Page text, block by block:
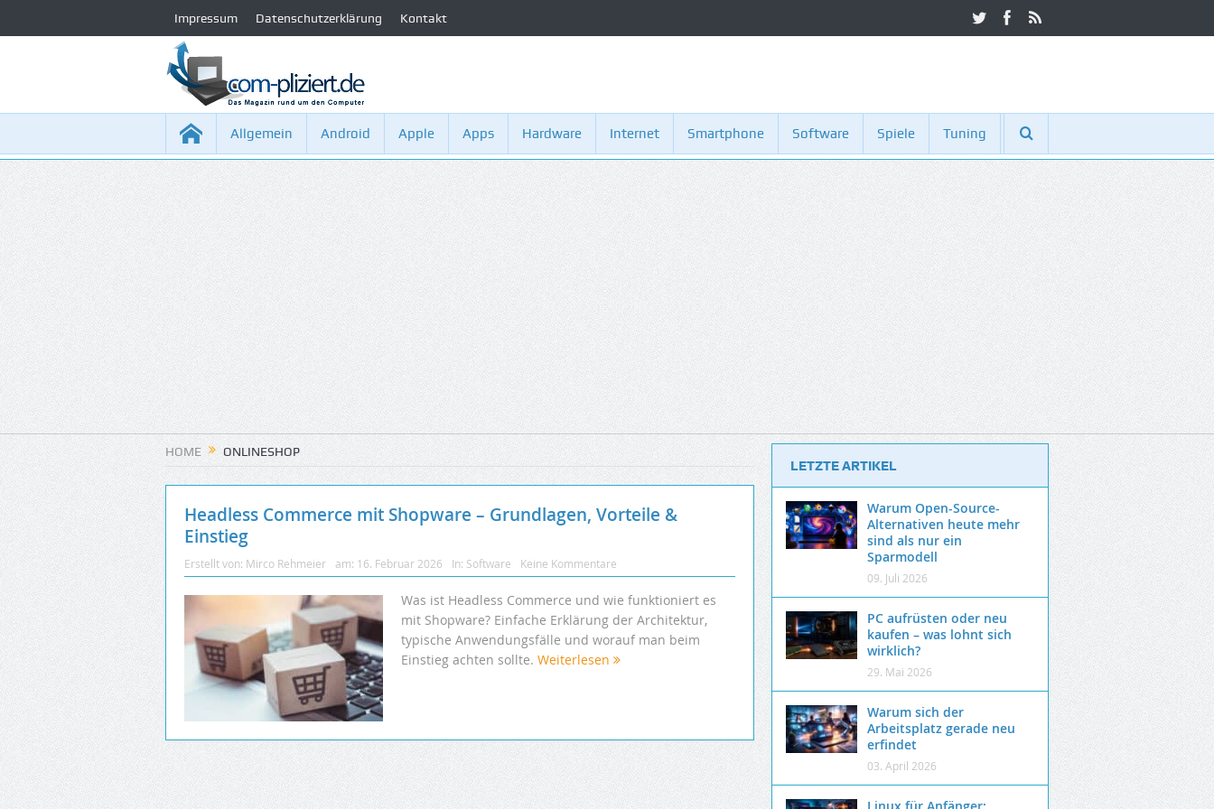
Impressum Datenschutzerklärung Kontakt
Allgemein Android Apple Apps Hardware Internet Smartphone Software Spiele Tuning
HOME ONLINESHOP
Headless Commerce mit Shopware – Grundlagen, Vorteile &
Einstieg
Erstellt von: Mirco Rehmeier am: 16. Februar 2026 In: Software Keine Kommentare
Was ist Headless Commerce und wie funktioniert es
mit Shopware? Einfache Erklärung der Architektur,
typische Anwendungsfälle und worauf man beim
Einstieg achten sollte. Weiterlesen
LETZTE ARTIKEL
Warum Open-Source-
Alternativen heute mehr
sind als nur ein
Sparmodell
09. Juli 2026
PC aufrüsten oder neu
kaufen – was lohnt sich
wirklich?
29. Mai 2026
Warum sich der
Arbeitsplatz gerade neu
erfindet
03. April 2026